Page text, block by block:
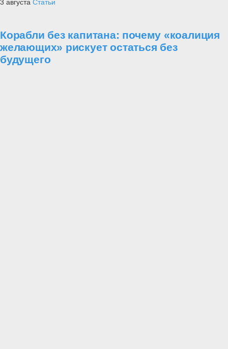
3 августа Статьи
Корабли без капитана: почему «коалиция
желающих» рискует остаться без
будущего